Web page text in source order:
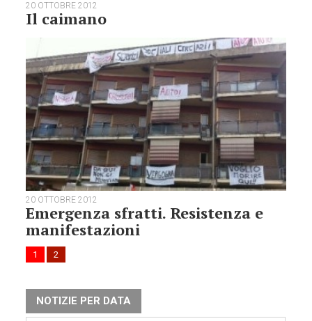
20 OTTOBRE 2012
Il caimano
20 OTTOBRE 2012
Emergenza sfratti. Resistenza e
manifestazioni
1 2
NOTIZIE PER DATA